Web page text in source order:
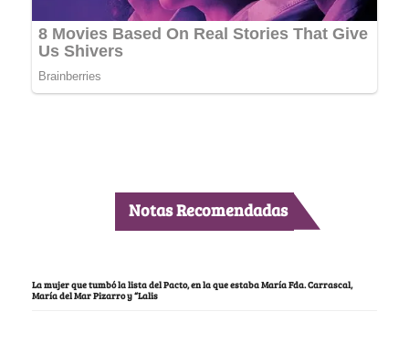
Notas Recomendadas
La mujer que tumbó la lista del Pacto, en la que estaba María Fda. Carrascal,
María del Mar Pizarro y “Lalis